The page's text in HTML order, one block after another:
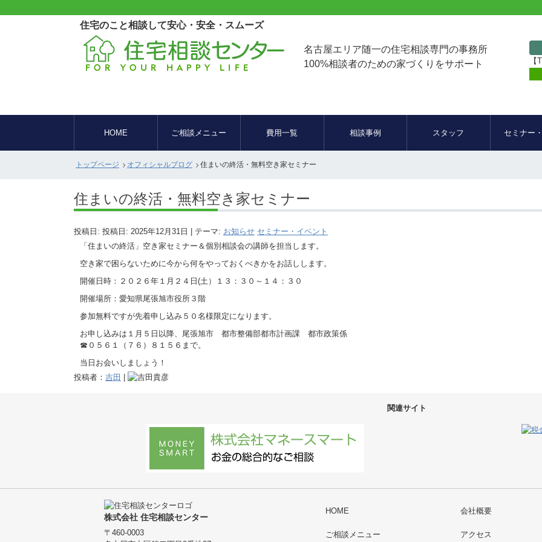
住宅のこと相談して安心・安全・スムーズ
名古屋エリア随一の住宅相談専門の事務所
100%相談者のための家づくりをサポート
HOME ご相談メニュー 費用一覧 相談事例 スタッフ セミナー
トップページ オフィシャルブログ 住まいの終活・無料空き家セミナー
住まいの終活・無料空き家セミナー
投稿日: 投稿日: 2025年12月31日 | テーマ: お知らせ セミナー・イベント
「住まいの終活」空き家セミナー＆個別相談会の講師を担当します。
空き家で困らないために今から何をやっておくべきかをお話しします。
開催日時：２０２６年１月２４日(土）１３：３０～１４：３０
開催場所：愛知県尾張旭市役所３階
参加無料ですが先着申し込み５０名様限定になります。
お申し込みは１月５日以降、尾張旭市 都市整備部都市計画課 都市政策係
☎０５６１（７６）８１５６まで。
当日お会いしましょう！
投稿者： 吉田
関連サイト
株式会社 住宅相談センター
〒460-0003
HOME
ご相談メニュー
会社概要
アクセス